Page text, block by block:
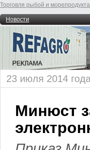
Торговля рыбой и
Новости
23 июля 2014
Минюст